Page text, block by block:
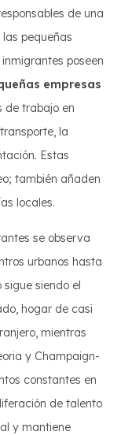
de una
pequeñas
poseen
empresas
de trabajo en
la
Estas
también añaden
locales.
se observa
urbanos hasta
siendo el
hogar de casi
mientras
y Champaign-
constantes en
de talento
y mantiene